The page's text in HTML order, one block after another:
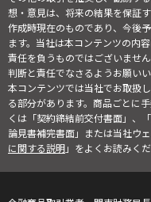
想・意見は、将来の結果を保証
作成時現在のものであり、今後
ます。当社は本コンテンツの内
責任を負うものではございませ
判断と責任でなさるようお願いい
本コンテンツでは当社でお取扱
る部分があります。商品ごとに
くは「契約締結前交付書面」、
論見書補完書面」または当社ウ
に関する説明」をよくお読みくだ